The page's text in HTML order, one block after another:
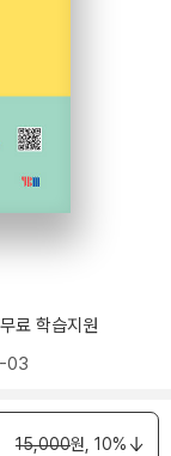
료 학습지원
03
15,000원, 10%